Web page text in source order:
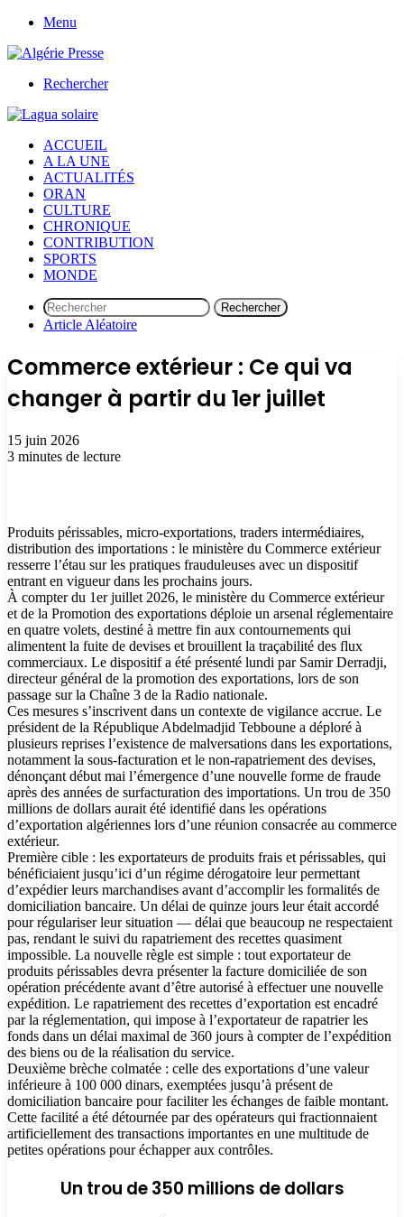
Menu
Rechercher
ACCUEIL
A LA UNE
ACTUALITÉS
ORAN
CULTURE
CHRONIQUE
CONTRIBUTION
SPORTS
MONDE
Rechercher
Article Aléatoire
Commerce extérieur : Ce qui va
changer à partir du 1er juillet
15 juin 2026
3 minutes de lecture
Produits périssables, micro-exportations, traders intermédiaires,
distribution des importations : le ministère du Commerce extérieur
resserre l’étau sur les pratiques frauduleuses avec un dispositif
entrant en vigueur dans les prochains jours.
À compter du 1er juillet 2026, le ministère du Commerce extérieur
et de la Promotion des exportations déploie un arsenal réglementaire
en quatre volets, destiné à mettre fin aux contournements qui
alimentent la fuite de devises et brouillent la traçabilité des flux
commerciaux. Le dispositif a été présenté lundi par Samir Derradji,
directeur général de la promotion des exportations, lors de son
passage sur la Chaîne 3 de la Radio nationale.
Ces mesures s’inscrivent dans un contexte de vigilance accrue. Le
président de la République Abdelmadjid Tebboune a déploré à
plusieurs reprises l’existence de malversations dans les exportations,
notamment la sous-facturation et le non-rapatriement des devises,
dénonçant début mai l’émergence d’une nouvelle forme de fraude
après des années de surfacturation des importations. Un trou de 350
millions de dollars aurait été identifié dans les opérations
d’exportation algériennes lors d’une réunion consacrée au commerce
extérieur.
Première cible : les exportateurs de produits frais et périssables, qui
bénéficiaient jusqu’ici d’un régime dérogatoire leur permettant
d’expédier leurs marchandises avant d’accomplir les formalités de
domiciliation bancaire. Un délai de quinze jours leur était accordé
pour régulariser leur situation — délai que beaucoup ne respectaient
pas, rendant le suivi du rapatriement des recettes quasiment
impossible. La nouvelle règle est simple : tout exportateur de
produits périssables devra présenter la facture domiciliée de son
opération précédente avant d’être autorisé à effectuer une nouvelle
expédition. Le rapatriement des recettes d’exportation est encadré
par la réglementation, qui impose à l’exportateur de rapatrier les
fonds dans un délai maximal de 360 jours à compter de l’expédition
des biens ou de la réalisation du service.
Deuxième brèche colmatée : celle des exportations d’une valeur
inférieure à 100 000 dinars, exemptées jusqu’à présent de
domiciliation bancaire pour faciliter les échanges de faible montant.
Cette facilité a été détournée par des opérateurs qui fractionnaient
artificiellement des transactions importantes en une multitude de
petites opérations pour échapper aux contrôles.
Un trou de 350 millions de dollars